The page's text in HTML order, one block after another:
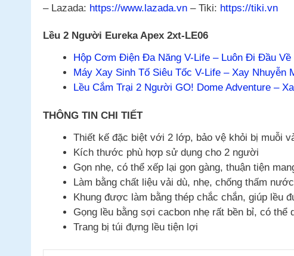
– Lazada: https://www.lazada.vn – Tiki: https://tiki.vn
Lều 2 Người Eureka Apex 2xt-LE06
Hộp Cơm Điện Đa Năng V-Life – Luôn Đi Đầu
Máy Xay Sinh Tố Siêu Tốc V-Life – Xay Nhuyễn
Lều Cắm Trại 2 Người GO! Dome Adventure –
THÔNG TIN CHI TIẾT
Thiết kế đặc biệt với 2 lớp, bảo vệ khỏi bị muỗi
Kích thước phù hợp sử dụng cho 2 người
Gọn nhẹ, có thể xếp lại gọn gàng, thuận tiện
Làm bằng chất liệu vải dù, nhẹ, chống thấm
Khung được làm bằng thép chắc chắn, giúp lều
Gọng lều bằng sợi cacbon nhẹ rất bền bỉ, có
Trang bị túi đựng lều tiện lợi